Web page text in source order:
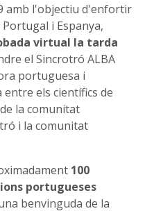
amb l'objectiu d'enfortir
i Espanya,
virtual la tarda
el Sincrotró ALBA
portuguesa i
els científics de
la comunitat
i la comunitat
100
portugueses
benvinguda de la